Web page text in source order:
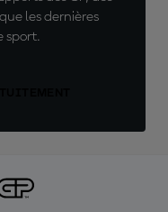
les dernières
sport.